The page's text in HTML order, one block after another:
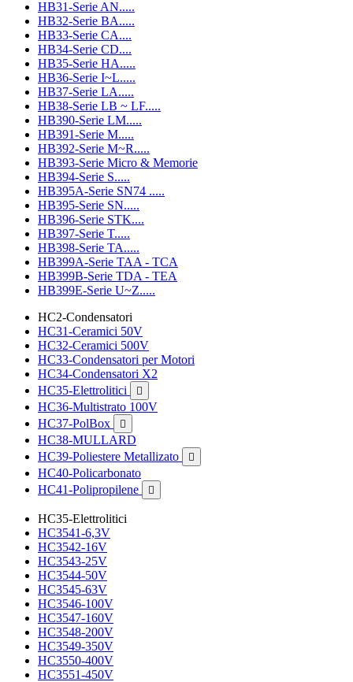
HB31-Serie AN.....
HB32-Serie BA.....
HB33-Serie CA....
HB34-Serie CD....
HB35-Serie HA.....
HB36-Serie I~L.....
HB37-Serie LA.....
HB38-Serie LB ~ LF.....
HB390-Serie LM.....
HB391-Serie M.....
HB392-Serie M~R.....
HB393-Serie Micro & Memorie
HB394-Serie S.....
HB395A-Serie SN74 .....
HB395-Serie SN.....
HB396-Serie STK....
HB397-Serie T.....
HB398-Serie TA.....
HB399A-Serie TAA - TCA
HB399B-Serie TDA - TEA
HB399E-Serie U~Z.....
HC2-Condensatori
HC31-Ceramici 50V
HC32-Ceramici 500V
HC33-Condensatori per Motori
HC34-Condensatori X2
HC35-Elettrolitici

HC36-Multistrato 100V
HC37-PolBox

HC38-MULLARD
HC39-Poliestere Metallizato

HC40-Policarbonato
HC41-Polipropilene

HC35-Elettrolitici
HC3541-6,3V
HC3542-16V
HC3543-25V
HC3544-50V
HC3545-63V
HC3546-100V
HC3547-160V
HC3548-200V
HC3549-350V
HC3550-400V
HC3551-450V